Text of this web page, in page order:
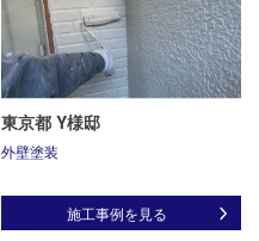
東京都 Y様邸
外壁塗装
施工事例を見る